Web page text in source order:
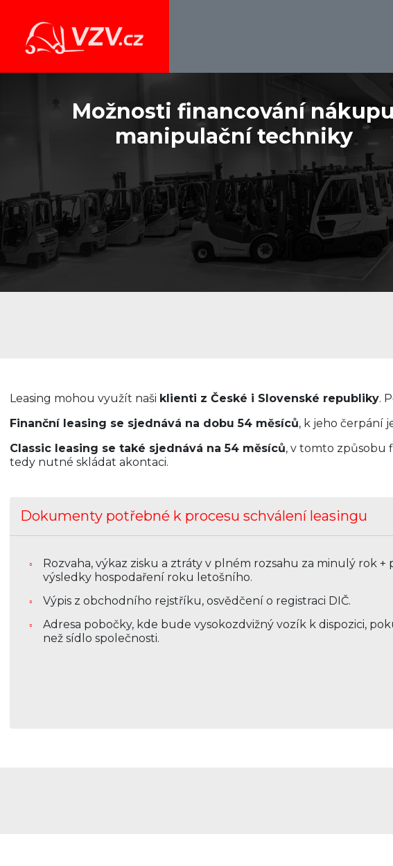
Možnosti financování nákupu
manipulační techniky
Leasing mohou využít naši klienti z České i Slovenské republiky.
Finanční leasing se sjednává na dobu 54 měsíců, k jeho čerpání
Classic leasing se také sjednává na 54 měsíců, v tomto způsobu
tedy nutné skládat akontaci.
Dokumenty potřebné k procesu schválení leasingu
Rozvaha, výkaz zisku a ztráty v plném rozsahu za minulý rok +
výsledky hospodaření roku letošního.
Výpis z obchodního rejstříku, osvědčení o registraci DIČ.
Adresa pobočky, kde bude vysokozdvižný vozík k dispozici,
než sídlo společnosti.